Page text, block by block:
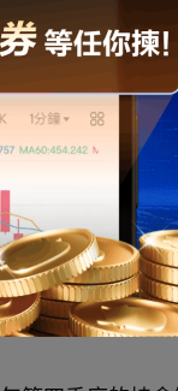
別 $蘋果
安保險
比例（
馬遜股價已累
，還是投資經
合更易於繼任
英偉達